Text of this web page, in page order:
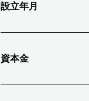
設立年月
資本金